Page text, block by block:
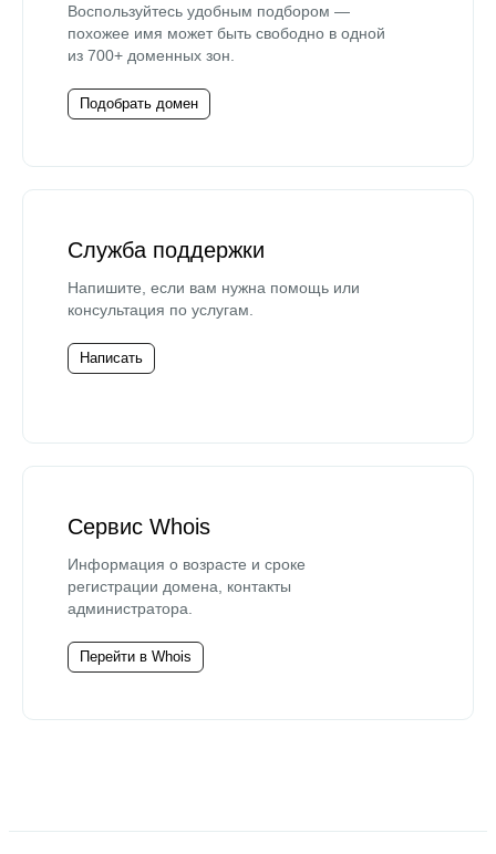
Воспользуйтесь удобным подбором —
похожее имя может быть свободно в одной
из 700+ доменных зон.
Подобрать домен
Служба поддержки
Напишите, если вам нужна помощь или
консультация по услугам.
Написать
Сервис Whois
Информация о возрасте и сроке
регистрации домена, контакты
администратора.
Перейти в Whois